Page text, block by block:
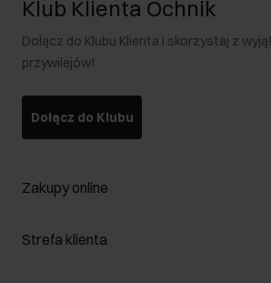
Klub Klienta Ochnik
Dołącz do Klubu Klienta i skorzystaj z
przywilejów!
Dołącz do Klubu
Zakupy online
Zarządzaj cookies
Strefa klienta